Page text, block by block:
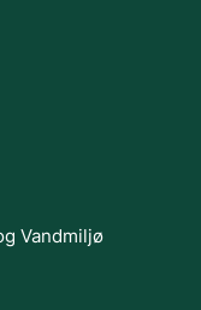
Vandmiljø